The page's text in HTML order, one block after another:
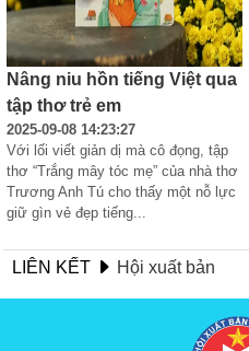
Nâng niu hồn tiếng Việt qua
tập thơ trẻ em
2025-09-08 14:23:27
Với lối viết giản dị mà cô đọng, tập
thơ “Trắng mây tóc mẹ” của nhà thơ
Trương Anh Tú cho thấy một nỗ lực
giữ gìn vẻ đẹp tiếng...
LIÊN KẾT Hội xuất bản